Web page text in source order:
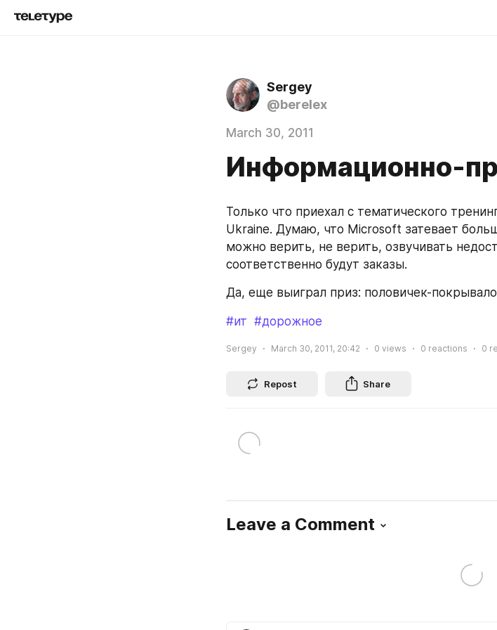
Sergey
@berelex
March 30, 2011
Информационно-
Только что приехал с тематического
Ukraine. Думаю, что Microsoft затевает
можно верить, не верить, озвучивать
соответственно будут заказы.
Да, еще выиграл приз: половичек-
#ит #дорожное
Sergey March 30, 2011, 20:42 0 views 0 reactions 0
Repost Share
Leave a Comment